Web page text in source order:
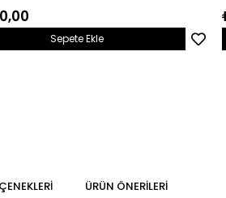
Sepete Ekle
ÜRÜN ÖNERILERI